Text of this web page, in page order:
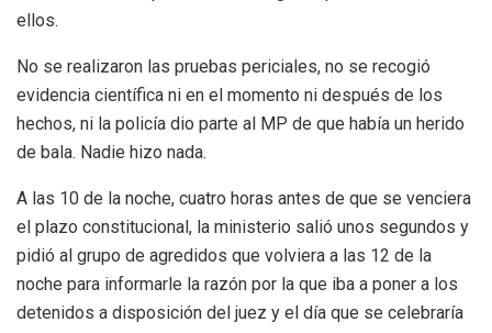
ellos.
No se realizaron las pruebas periciales, no se recogió
evidencia científica ni en el momento ni después de los
hechos, ni la policía dio parte al MP de que había un herido
de bala. Nadie hizo nada.
A las 10 de la noche, cuatro horas antes de que se venciera
el plazo constitucional, la ministerio salió unos segundos y
pidió al grupo de agredidos que volviera a las 12 de la
noche para informarle la razón por la que iba a poner a los
detenidos a disposición del juez y el día que se celebraría